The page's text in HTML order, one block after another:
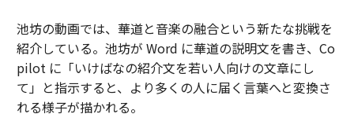
池坊の動画では、華道と音楽の融合という新たな挑戦を
紹介している。池坊が Word に華道の説明文を書き、Co
pilot に「いけばなの紹介文を若い人向けの文章にし
て」と指示すると、より多くの人に届く言葉へと変換さ
れる様子が描かれる。